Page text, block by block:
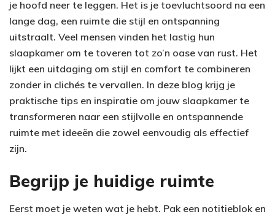
je hoofd neer te leggen. Het is je toevluchtsoord na een
lange dag, een ruimte die stijl en ontspanning
uitstraalt. Veel mensen vinden het lastig hun
slaapkamer om te toveren tot zo’n oase van rust. Het
lijkt een uitdaging om stijl en comfort te combineren
zonder in clichés te vervallen. In deze blog krijg je
praktische tips en inspiratie om jouw slaapkamer te
transformeren naar een stijlvolle en ontspannende
ruimte met ideeën die zowel eenvoudig als effectief
zijn.
Begrijp je huidige ruimte
Eerst moet je weten wat je hebt. Pak een notitieblok en